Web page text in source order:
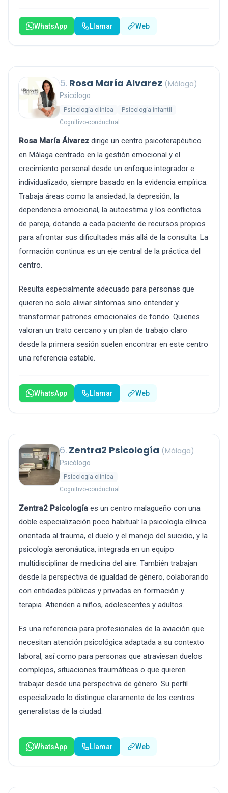
WhatsApp Llamar Web
5. Rosa María Alvarez (Málaga)
Psicólogo
Psicología clínica
Psicología infantil
Cognitivo-conductual
Rosa María Álvarez dirige un centro psicoterapéutico
en Málaga centrado en la gestión emocional y el
crecimiento personal desde un enfoque integrador e
individualizado, siempre basado en la evidencia empírica.
Trabaja áreas como la ansiedad, la depresión, la
dependencia emocional, la autoestima y los conflictos
de pareja, dotando a cada paciente de recursos propios
para afrontar sus dificultades más allá de la consulta. La
formación continua es un eje central de la práctica del
centro.
Resulta especialmente adecuado para personas que
quieren no solo aliviar síntomas sino entender y
transformar patrones emocionales de fondo. Quienes
valoran un trato cercano y un plan de trabajo claro
desde la primera sesión suelen encontrar en este centro
una referencia estable.
WhatsApp Llamar Web
6. Zentra2 Psicología (Málaga)
Psicólogo
Psicología clínica
Cognitivo-conductual
Zentra2 Psicología es un centro malagueño con una
doble especialización poco habitual: la psicología clínica
orientada al trauma, el duelo y el manejo del suicidio, y la
psicología aeronáutica, integrada en un equipo
multidisciplinar de medicina del aire. También trabajan
desde la perspectiva de igualdad de género, colaborando
con entidades públicas y privadas en formación y
terapia. Atienden a niños, adolescentes y adultos.
Es una referencia para profesionales de la aviación que
necesitan atención psicológica adaptada a su contexto
laboral, así como para personas que atraviesan duelos
complejos, situaciones traumáticas o que quieren
trabajar desde una perspectiva de género. Su perfil
especializado lo distingue claramente de los centros
generalistas de la ciudad.
WhatsApp Llamar Web